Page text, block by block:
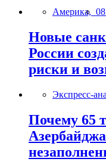
Америка,
Новые
России
риски и
Экспресс-
Почему 65